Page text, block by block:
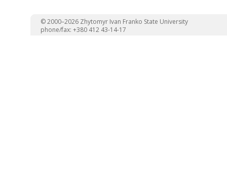
© 2000–2026 Zhytomyr Ivan Franko State University
phone/fax: +380 412 43-14-17